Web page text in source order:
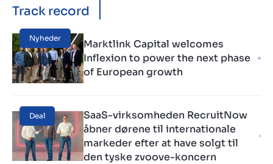
Track record
Nyheder
Marktlink Capital welcomes
Inflexion to power the next phase
of European growth
Deal
SaaS-virksomheden RecruitNow
åbner dørene til internationale
markeder efter at have solgt til
den tyske zvoove-koncern